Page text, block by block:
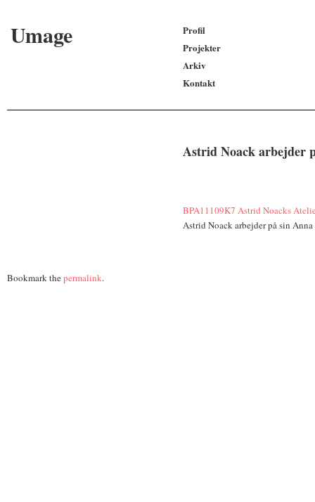
Umage
Profil
Projekter
Arkiv
Kontakt
Astrid Noack arbejder
BPA11109K7 Astrid Noacks
Astrid Noack arbejder på sin
Bookmark thepermalink.